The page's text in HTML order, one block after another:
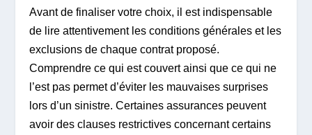
Avant de finaliser votre choix, il est indispensable
de lire attentivement les conditions générales et les
exclusions de chaque contrat proposé.
Comprendre ce qui est couvert ainsi que ce qui ne
l’est pas permet d’éviter les mauvaises surprises
lors d’un sinistre. Certaines assurances peuvent
avoir des clauses restrictives concernant certains